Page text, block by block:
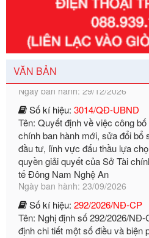
VĂN BẢN
351/2025/NĐ-CP
Tên: Nghị định số 351/2025/
định chuẩn nghèo đa chiều
Ngày ban hành: 29/12/2026
Số kí hiệu:3014/QĐ-UBND
Tên: Quyết định về việc công bố
chính ban hành mới, sửa đổi bổ
đầu tư, lĩnh vực đấu thầu lựa
quyền giải quyết của Sở Tài
tế Đông Nam Nghệ An
Ngày ban hành: 23/09/2026
Số kí hiệu: 292/2026/NĐ-CP
Tên: Nghị định số 292/2026/NĐ-
định chi tiết một số điều và biện
dẫn thi hành Luật Quản lý ngoại
Ngày ban hành: 21/07/2026